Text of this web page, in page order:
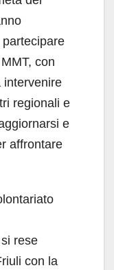
con
intervenire
regionali e
e
affrontare
rese
con la